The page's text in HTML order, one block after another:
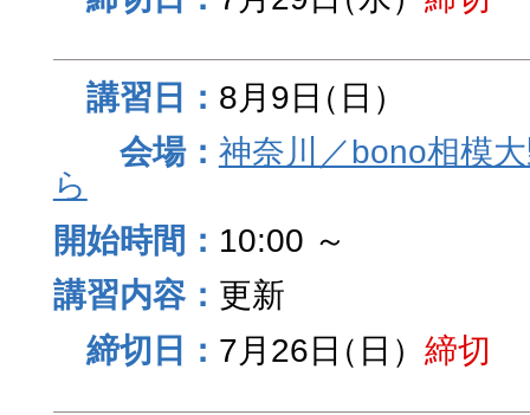
8月9日（日）
神奈川／bono相模
ら
10:00 ～
更新
7月26日（日） 締切